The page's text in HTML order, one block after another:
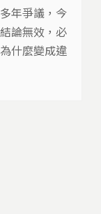
年爭議，今
論無效，必
什麼變成違
審查，這場
成什麼影